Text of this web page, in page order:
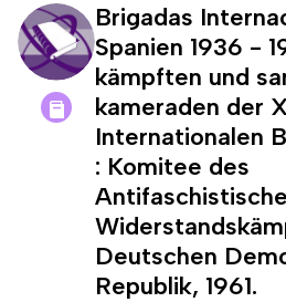
Brigadas
Spanien 1936 -
kämpften und
kameraden der
Internationalen
: Komitee des
Deutschen
Republik, 1961.